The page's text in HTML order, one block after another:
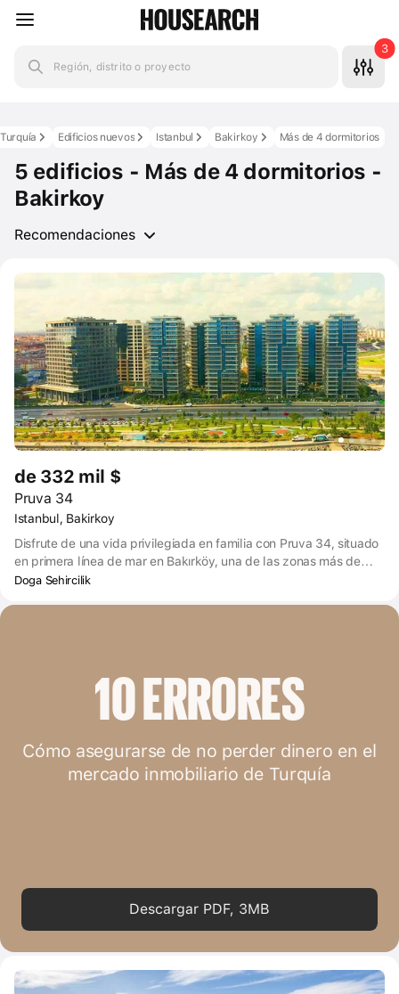
Región, distrito o proyecto
3
Más de 4 dormitorios
Bakirkoy
Istanbul
Edificios nuevos
Turquía
5 edificios - Más de 4 dormitorios -
Bakirkoy
Recomendaciones
de 332 mil $
Pruva 34
Istanbul, Bakirkoy
Disfrute de una vida privilegiada en familia con Pruva 34, situado
en primera línea de mar en Bakırköy, una de las zonas más de
moda de Estambul. En el punto donde el azul y el verde se
Doga Sehircilik
10 ERRORES
Cómo asegurarse de no perder dinero en el
mercado inmobiliario de Turquía
Descargar PDF, 3MB